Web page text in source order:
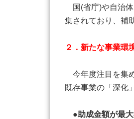
国(省庁)や自治体
集されており、補
２．新たな事業環
今年度注目を集
既存事業の「深化
●助成金額が最